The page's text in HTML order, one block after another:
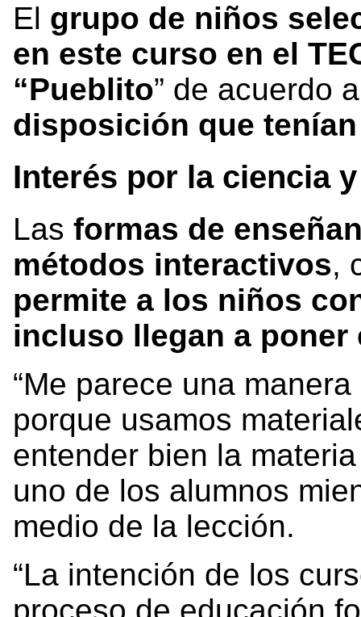
El grupo de niños
en este curso en el
“Pueblito” de acuerdo
disposición que
Interés por la ciencia
Las formas de
métodos interactivos,
permite a los niños
incluso llegan a poner
“Me parece una
porque usamos
entender bien la
uno de los alumnos
medio de la lección.
“La intención de los
proceso de educación